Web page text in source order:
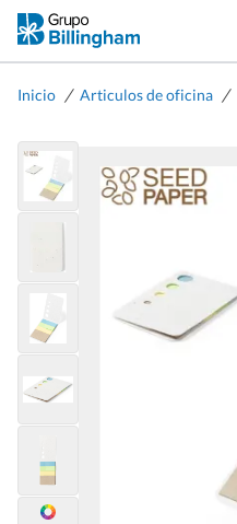
Inicio / Articulos de oficina /